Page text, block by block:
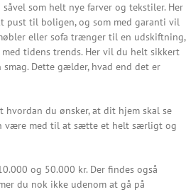
som helt nye farver og tekstiler. Her
pust til boligen, og som med garanti vil
eller sofa trænger til en udskiftning,
tidens trends. Her vil du helt sikkert
Dette gælder, hvad end det er
du ønsker, at dit hjem skal se
være med til at sætte et helt særligt og
og 50.000 kr. Der findes også
du nok ikke udenom at gå på